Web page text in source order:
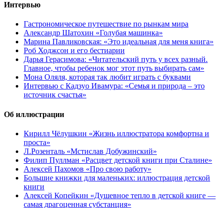
Интервью
Гастрономическое путешествие по рынкам мира
Александр Шатохин «Голубая машинка»
Марина Павликовская: «Это идеальная для меня книга»
Роб Ходжсон и его бестиарии
Дарья Герасимова: «Читательский путь у всех разный.
Главное, чтобы ребенок мог этот путь выбирать сам»
Мона Оляля, которая так любит играть с буквами
Интервью с Кадзуо Ивамура: «Семья и природа – это
источник счастья»
Об иллюстрации
Кирилл Чёлушкин «Жизнь иллюстратора комфортна и
проста»
Л.Розенталь «Мстислав Добужинский»
Филип Пуллман «Расцвет детской книги при Сталине»
Алексей Пахомов «Про свою работу»
Большие книжки для маленьких: иллюстрация детской
книги
Алексей Копейкин «Душевное тепло в детской книге —
самая драгоценная субстанция»